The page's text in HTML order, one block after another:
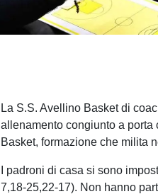
La S.S. Avellino Basket di
allenamento congiunto a
Basket, formazione che milita
I padroni di casa si sono
7,18-25,22-17). Non hanno